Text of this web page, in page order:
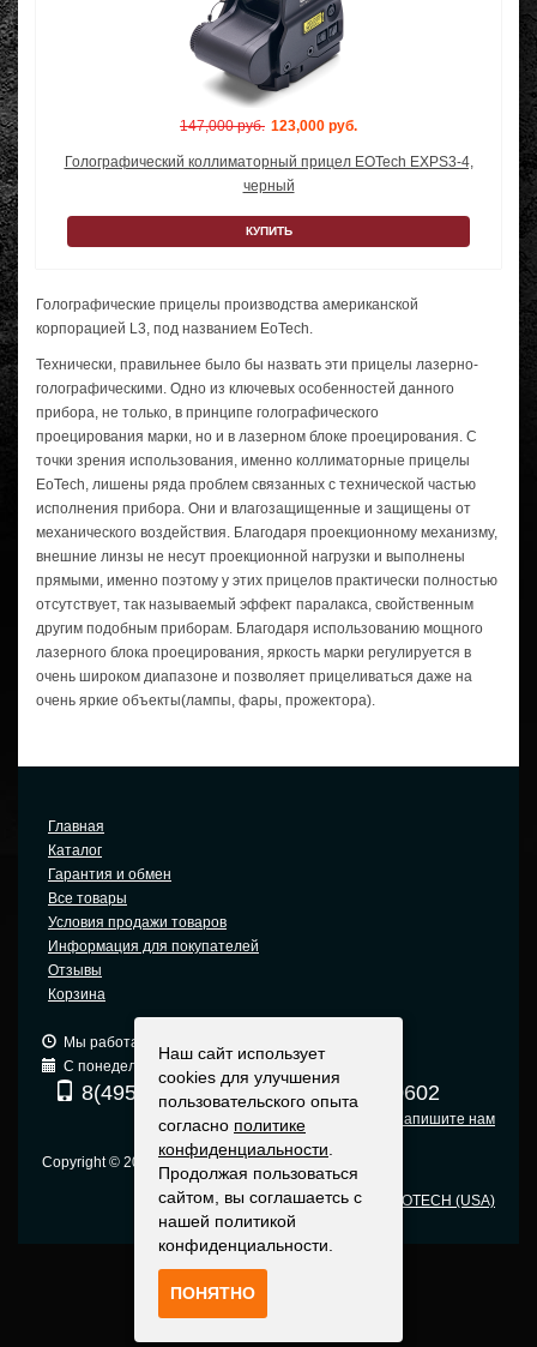
147,000 руб. 123,000 руб.
Голографический коллиматорный прицел EOTech EXPS3-4,
черный
КУПИТЬ
Голографические прицелы производства американской
корпорацией L3, под названием EoTech.
Технически, правильнее было бы назвать эти прицелы лазерно-
голографическими. Одно из ключевых особенностей данного
прибора, не только, в принципе голографического
проецирования марки, но и в лазерном блоке проецирования. C
точки зрения использования, именно коллиматорные прицелы
EoTech, лишены ряда проблем связанных с технической частью
исполнения прибора. Они и влагозащищенные и защищены от
механического воздействия. Благодаря проекционному механизму,
внешние линзы не несут проекционной нагрузки и выполнены
прямыми, именно поэтому у этих прицелов практически полностью
отсутствует, так называемый эффект паралакса, свойственным
другим подобным приборам. Благодаря использованию мощного
лазерного блока проецирования, яркость марки регулируется в
очень широком диапазоне и позволяет прицеливаться даже на
очень яркие объекты(лампы, фары, прожектора).
Главная
Каталог
Гарантия и обмен
Все товары
Условия продажи товаров
Информация для покупателей
Отзывы
Корзина
Мы работаем: 9:00 — 19:00 (МСК)
С понедельника по пятницу
8(495) 740-6680 8(903) 540-0602
Напишите нам
Copyright © 2005-2015 Москва
Оригинальные прицелы EOTECH (USA)
Политика конфиденциальности
Наш сайт использует
cookies для улучшения
пользовательского опыта
согласно политике
конфиденциальности
Продолжая пользоваться
сайтом, вы соглашаетсь с
нашей политикой
конфиденциальности.
ПОНЯТНО